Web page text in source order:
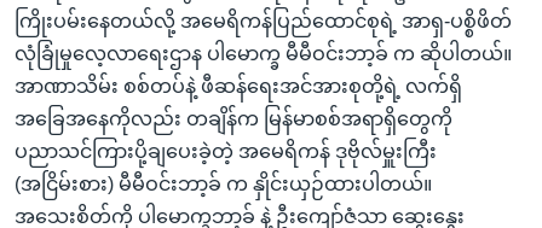
ကျော်
ရန်
ကြိုးပမ်းနေတယ်လို့ အမေရိကန်ပြည်ထောင်စုရဲ့ အာရှ-ပစ္စိဖိတ်
လုံခြုံမှုလေ့လာရေးဌာန ပါမောက္ခ မီမီဝင်းဘာ့ခ် က ဆိုပါတယ်။
အာဏာသိမ်း စစ်တပ်နဲ့ ဖီဆန်ရေးအင်အားစုတို့ရဲ့ လက်ရှိ
အခြေအနေကိုလည်း တချိန်က မြန်မာစစ်အရာရှိတွေကို
ပညာသင်ကြားပို့ချပေးခဲ့တဲ့ အမေရိကန် ဒုဗိုလ်မှူးကြီး
(အငြိမ်းစား) မီမီဝင်းဘာ့ခ် က နှိုင်းယှဉ်ထားပါတယ်။
အသေးစိတ်ကို ပါမောက္ခဘာ့ခ် နဲ့ ဦးကျော်ဇံသာ ဆွေးနွေး